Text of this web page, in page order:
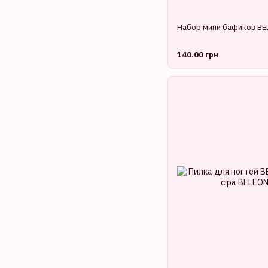
Набор мини бафиков
140.00 грн